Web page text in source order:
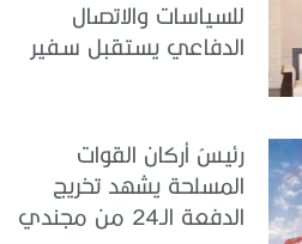
للسياسات والاتصال
الدفاعي يستقبل سفير
رئيسُ أركان القوات
المسلحة يشهد تخريج
الدفعة الـ24 من مجندي